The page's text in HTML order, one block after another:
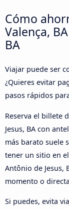
Cómo
Valença,
BA
Viajar puede ser
¿Quieres evitar
pasos rápidos
Reserva el billete
Jesus, BA con
más barato suele
tener un sitio en
Antônio de Jesus,
momento o
Si puedes, evita